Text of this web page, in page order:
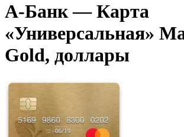
А-Банк — Карта
«Универсальная»
Gold, доллары